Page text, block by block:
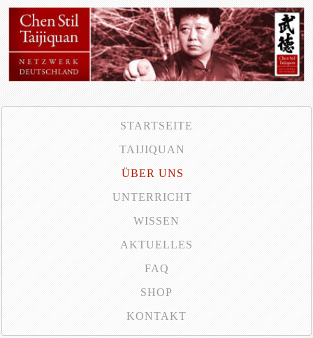
STARTSEITE
TAIJIQUAN
ÜBER UNS
UNTERRICHT
WISSEN
AKTUELLES
FAQ
SHOP
KONTAKT